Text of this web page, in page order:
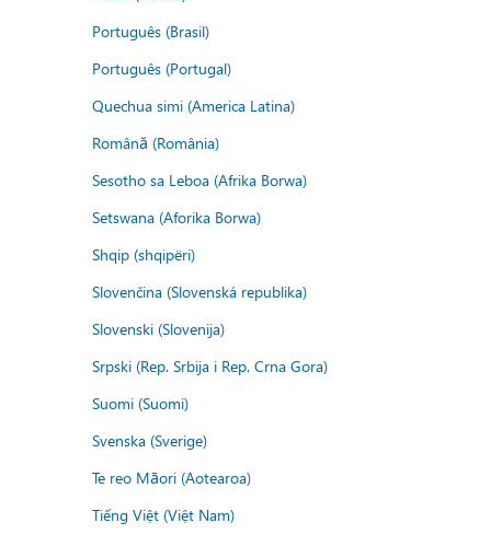
Português (Brasil)
Português (Portugal)
Quechua simi (America Latina)
Română (România)
Sesotho sa Leboa (Afrika Borwa)
Setswana (Aforika Borwa)
Shqip (shqipëri)
Slovenčina (Slovenská republika)
Slovenski (Slovenija)
Srpski (Rep. Srbija i Rep. Crna Gora)
Suomi (Suomi)
Svenska (Sverige)
Te reo Māori (Aotearoa)
Tiếng Việt (Việt Nam)